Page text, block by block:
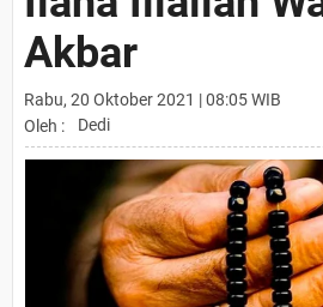
Akbar
Rabu, 20 Oktober 2021 | 08:05 WIB
Oleh :
Dedi